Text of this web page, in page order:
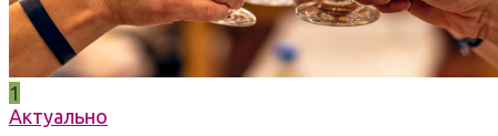
1
Актуально